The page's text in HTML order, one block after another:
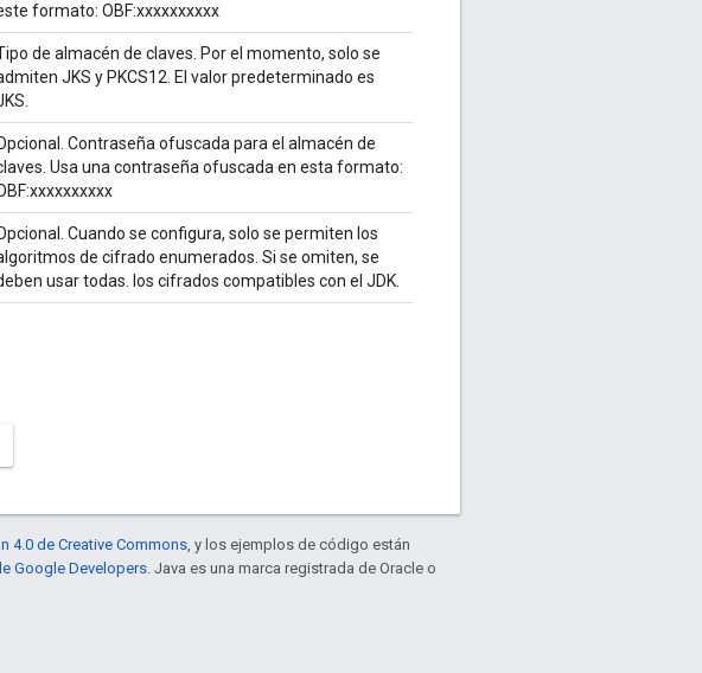
formato: OBF:xxxxxxxxxx
de almacén de claves. Por el momento, solo se
JKS y PKCS12. El valor predeterminado es
Contraseña ofuscada para el almacén de
Usa una contraseña ofuscada en esta formato:
Cuando se configura, solo se permiten los
de cifrado enumerados. Si se omiten, se
usar todas. los cifrados compatibles con el JDK.
4.0 de Creative Commons, y los ejemplos de código están
Google Developers. Java es una marca registrada de Oracle o